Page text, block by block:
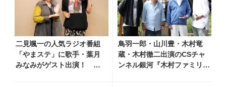
二見颯一の人気ラジオ番組
「やまステ」に歌手・葉月
みなみがゲスト出演！ 新
鳥羽一郎・山川豊・木村竜
蔵・木村徹二出演のCSチャ
ンネル銀河『木村ファミリー